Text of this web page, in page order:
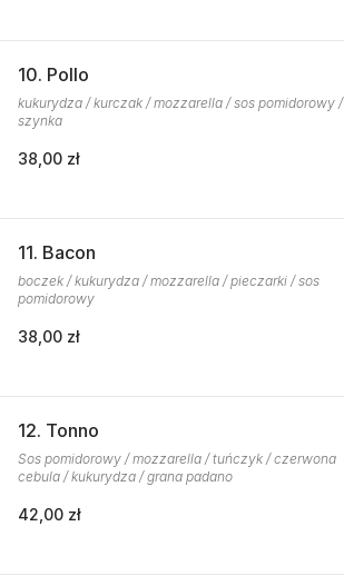
10. Pollo
kukurydza / kurczak / mozzarella / sos pomidorowy /
szynka
38,00 zł
11. Bacon
boczek / kukurydza / mozzarella / pieczarki / sos
pomidorowy
38,00 zł
12. Tonno
Sos pomidorowy / mozzarella / tuńczyk / czerwona
cebula / kukurydza / grana padano
42,00 zł